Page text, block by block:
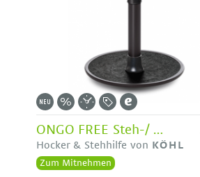
ONGO FREE Steh-/ Sitzhocker mit rundem Sitz - Ausstellungsstück
Hocker & Stehhilfe von KÖHL
Zum Mitnehmen